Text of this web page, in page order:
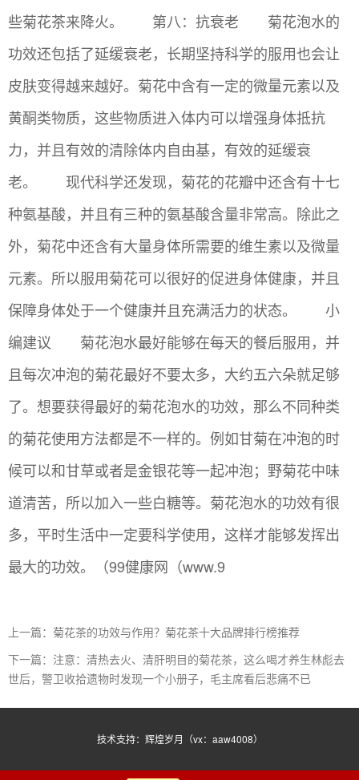
些菊花茶来降火。 第八：抗衰老 菊花泡水的
功效还包括了延缓衰老，长期坚持科学的服用也会让
皮肤变得越来越好。菊花中含有一定的微量元素以及
黄酮类物质，这些物质进入体内可以增强身体抵抗
力，并且有效的清除体内自由基，有效的延缓衰
老。 现代科学还发现，菊花的花瓣中还含有十七
种氨基酸，并且有三种的氨基酸含量非常高。除此之
外，菊花中还含有大量身体所需要的维生素以及微量
元素。所以服用菊花可以很好的促进身体健康，并且
保障身体处于一个健康并且充满活力的状态。 小
编建议 菊花泡水最好能够在每天的餐后服用，并
且每次冲泡的菊花最好不要太多，大约五六朵就足够
了。想要获得最好的菊花泡水的功效，那么不同种类
的菊花使用方法都是不一样的。例如甘菊在冲泡的时
候可以和甘草或者是金银花等一起冲泡；野菊花中味
道清苦，所以加入一些白糖等。菊花泡水的功效有很
多，平时生活中一定要科学使用，这样才能够发挥出
最大的功效。（99健康网（www.9
上一篇：菊花茶的功效与作用？菊花茶十大品牌排行榜推荐
下一篇：注意：清热去火、清肝明目的菊花茶，这么喝才养生林彪去
世后，警卫收拾遗物时发现一个小册子，毛主席看后悲痛不已
技术支持：辉煌岁月（vx：aaw4008）